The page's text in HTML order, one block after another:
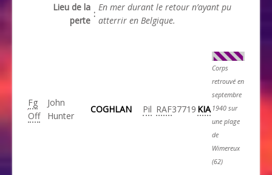
Lieu de la
perte
:
En mer durant le retour n’ayant pu
atterrir en Belgique.
Fg
Off
John
Hunter
COGHLAN Pil RAF37719 KIA
Corps
retrouvé en
septembre
1940 sur
une plage
de
Wimereux
(62)